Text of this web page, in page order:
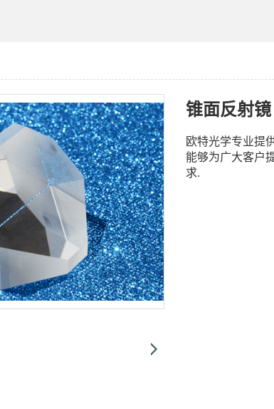
锥面反射镜
欧特光学专业提
能够为广大客户
求.